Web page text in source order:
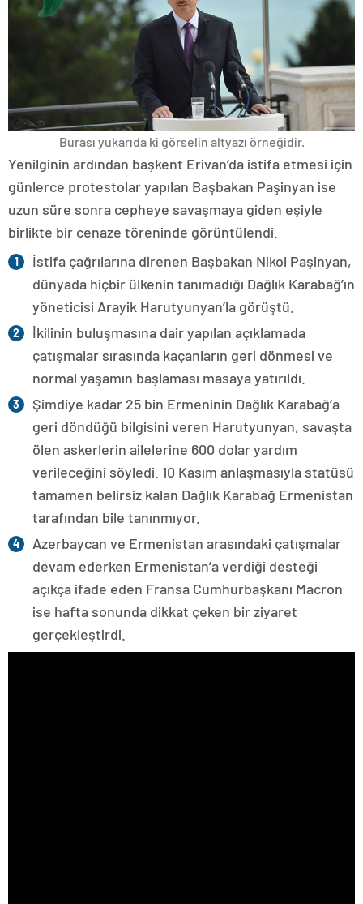
Burası yukarıda ki görselin altyazı örneğidir.
Yenilginin ardından başkent Erivan’da istifa etmesi için
günlerce protestolar yapılan Başbakan Paşinyan ise
uzun süre sonra cepheye savaşmaya giden eşiyle
birlikte bir cenaze töreninde görüntülendi.
İstifa çağrılarına direnen Başbakan Nikol Paşinyan,
dünyada hiçbir ülkenin tanımadığı Dağlık Karabağ’ın
yöneticisi Arayik Harutyunyan’la görüştü.
İkilinin buluşmasına dair yapılan açıklamada
çatışmalar sırasında kaçanların geri dönmesi ve
normal yaşamın başlaması masaya yatırıldı.
Şimdiye kadar 25 bin Ermeninin Dağlık Karabağ’a
geri döndüğü bilgisini veren Harutyunyan, savaşta
ölen askerlerin ailelerine 600 dolar yardım
verileceğini söyledi. 10 Kasım anlaşmasıyla statüsü
tamamen belirsiz kalan Dağlık Karabağ Ermenistan
tarafından bile tanınmıyor.
Azerbaycan ve Ermenistan arasındaki çatışmalar
devam ederken Ermenistan’a verdiği desteği
açıkça ifade eden Fransa Cumhurbaşkanı Macron
ise hafta sonunda dikkat çeken bir ziyaret
gerçekleştirdi.